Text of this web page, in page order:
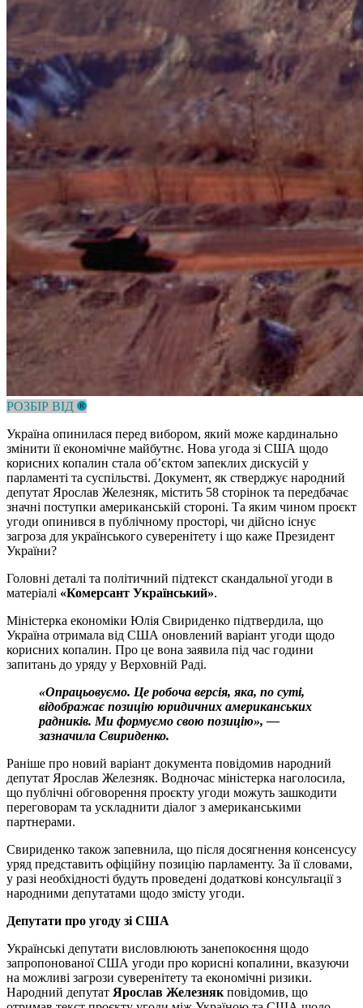
РОЗБІР ВІД
Україна опинилася перед вибором, який може кардинально
змінити її економічне майбутнє. Нова угода зі США щодо
корисних копалин стала об’єктом запеклих дискусій у
парламенті та суспільстві. Документ, як стверджує народний
депутат Ярослав Железняк, містить 58 сторінок та передбачає
значні поступки американській стороні. Та яким чином проєкт
угоди опинився в публічному просторі, чи дійсно існує
загроза для українського суверенітету і що каже Президент
України?
Головні деталі та політичний підтекст скандальної угоди в
матеріалі «Комерсант Український».
Міністерка економіки Юлія Свириденко підтвердила, що
Україна отримала від США оновлений варіант угоди щодо
корисних копалин. Про це вона заявила під час години
запитань до уряду у Верховній Раді.
«Опрацьовуємо. Це робоча версія, яка, по суті,
відображає позицію юридичних американських
радників. Ми формуємо свою позицію», —
зазначила Свириденко.
Раніше про новий варіант документа повідомив народний
депутат Ярослав Железняк. Водночас міністерка наголосила,
що публічні обговорення проєкту угоди можуть зашкодити
переговорам та ускладнити діалог з американськими
партнерами.
Свириденко також запевнила, що після досягнення консенсусу
уряд представить офіційну позицію парламенту. За її словами,
у разі необхідності будуть проведені додаткові консультації з
народними депутатами щодо змісту угоди.
Депутати про угоду зі США
Українські депутати висловлюють занепокоєння щодо
запропонованої США угоди про корисні копалини, вказуючи
на можливі загрози суверенітету та економічні ризики.
Народний депутат Ярослав Железняк повідомив, що